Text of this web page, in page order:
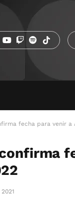
fecha para venir